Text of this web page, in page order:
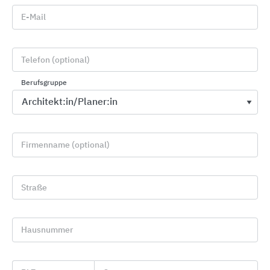
SystembauteileTWAP Connect
E-Mail
Telefon (optional)
Berufsgruppe
Firmenname (optional)
Straße
Hausnummer